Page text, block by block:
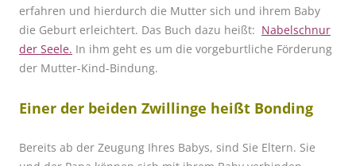
erfahren und hierdurch die Mutter sich und ihrem Baby
die Geburt erleichtert. Das Buch dazu heißt: Nabelschnur
der Seele. In ihm geht es um die vorgeburtliche Förderung
der Mutter-Kind-Bindung.
Einer der beiden Zwillinge heißt Bonding
Bereits ab der Zeugung Ihres Babys, sind Sie Eltern. Sie